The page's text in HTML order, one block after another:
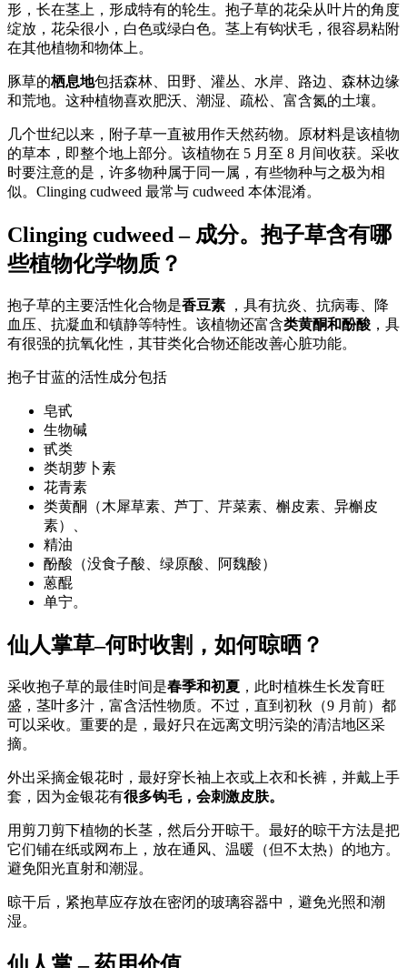
形，长在茎上，形成特有的轮生。抱子草的花朵从叶片的角度
绽放，花朵很小，白色或绿白色。茎上有钩状毛，很容易粘附
在其他植物和物体上。
豚草的栖息地包括森林、田野、灌丛、水岸、路边、森林边缘
和荒地。这种植物喜欢肥沃、潮湿、疏松、富含氮的土壤。
几个世纪以来，附子草一直被用作天然药物。原材料是该植物
的草本，即整个地上部分。该植物在 5 月至 8 月间收获。采收
时要注意的是，许多物种属于同一属，有些物种与之极为相
似。Clinging cudweed 最常与 cudweed 本体混淆。
Clinging cudweed – 成分。抱子草含有哪
些植物化学物质？
抱子草的主要活性化合物是香豆素
，具有抗炎、抗病毒、降
血压、抗凝血和镇静等特性。该植物还富含类黄酮和酚酸 ，具
有很强的抗氧化性，其苷类化合物还能改善心脏功能。
抱子甘蓝的活性成分包括
皂甙
生物碱
甙类
类胡萝卜素
花青素
类黄酮（木犀草素、芦丁、芹菜素、槲皮素、异槲皮
素）、
精油
酚酸（没食子酸、绿原酸、阿魏酸）
蒽醌
单宁。
仙人掌草–何时收割，如何晾晒？
采收抱子草的最佳时间是春季和初夏 ，此时植株生长发育旺
盛，茎叶多汁，富含活性物质。不过，直到初秋（9 月前）都
可以采收。重要的是，最好只在远离文明污染的清洁地区采
摘。
外出采摘金银花时，最好穿长袖上衣或上衣和长裤，并戴上手
套，因为金银花有很多钩毛，会刺激皮肤。
用剪刀剪下植物的长茎，然后分开晾干。最好的晾干方法是把
它们铺在纸或网布上，放在通风、温暖（但不太热）的地方。
避免阳光直射和潮湿。
晾干后，紧抱草应存放在密闭的玻璃容器中，避免光照和潮
湿。